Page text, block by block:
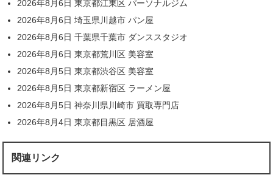
2026年8月6日 東京都江東区 パーソナルジム
2026年8月6日 埼玉県川越市 パン屋
2026年8月6日 千葉県千葉市 ダンススタジオ
2026年8月6日 東京都荒川区 美容室
2026年8月5日 東京都渋谷区 美容室
2026年8月5日 東京都新宿区 ラーメン屋
2026年8月5日 神奈川県川崎市 買取専門店
2026年8月4日 東京都目黒区 居酒屋
関連リンク